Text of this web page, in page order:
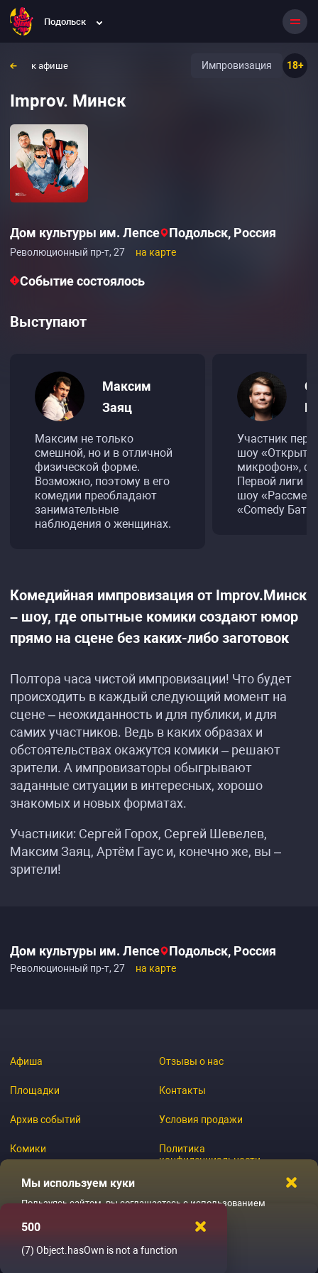
Подольск
к афише 18+
Импровизация
Improv. Минск
Дом культуры им. Лепсе Подольск, Россия
Революционный пр-т, 27 на карте
Событие состоялось
Выступают
Максим
Заяц
Максим не только
смешной, но и в отличной
физической форме.
Возможно, поэтому в его
комедии преобладают
занимательные
наблюдения о женщинах.
Участник
шоу
микрофон»,
Первой лиги
шоу
«Comedy
Комедийная импровизация от Improv.Минск
– шоу, где опытные комики создают юмор
прямо на сцене без каких-либо заготовок
Полтора часа чистой импровизации! Что будет
происходить в каждый следующий момент на
сцене – неожиданность и для публики, и для
самих участников. Ведь в каких образах и
обстоятельствах окажутся комики – решают
зрители. А импровизаторы обыгрывают
заданные ситуации в интересных, хорошо
знакомых и новых форматах.
Участники: Сергей Горох, Сергей Шевелев,
Максим Заяц, Артём Гаус и, конечно же, вы –
зрители!
Дом культуры им. Лепсе Подольск, Россия
Революционный пр-т, 27 на карте
Афиша
Площадки
Архив событий
Комики
Журнал
Отзывы о нас
Контакты
Условия продажи
Политика
конфиденциальности
Мы используем куки
Пользуясь сайтом, вы соглашаетесь с использованием
Ладненько
500
(7) Object.hasOwn is not a function